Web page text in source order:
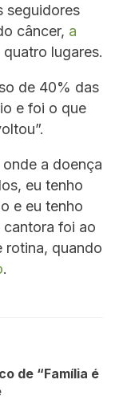
seguidores
câncer, a
lugares.
de 40% das
e foi o que
a doença
eu tenho
e eu tenho
cantora foi ao
rotina, quando
.
de “Família é